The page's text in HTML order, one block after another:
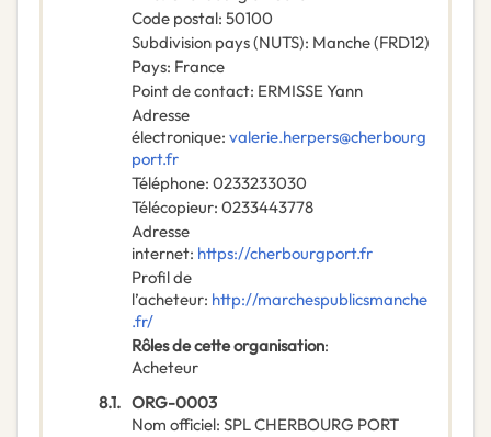
Code postal: 50100
Subdivision pays (NUTS): Manche(FRD12)
Pays: France
Point de contact: ERMISSE Yann
Adresse
électronique: valerie.herpers@cherbourg
port.fr
Téléphone: 0233233030
Télécopieur: 0233443778
Adresse
internet: https://cherbourgport.fr
Profil de
l’acheteur: http://marchespublicsmanche
.fr/
Rôles de cette organisation:
Acheteur
8.1. ORG-0003
Nom officiel: SPL CHERBOURG PORT